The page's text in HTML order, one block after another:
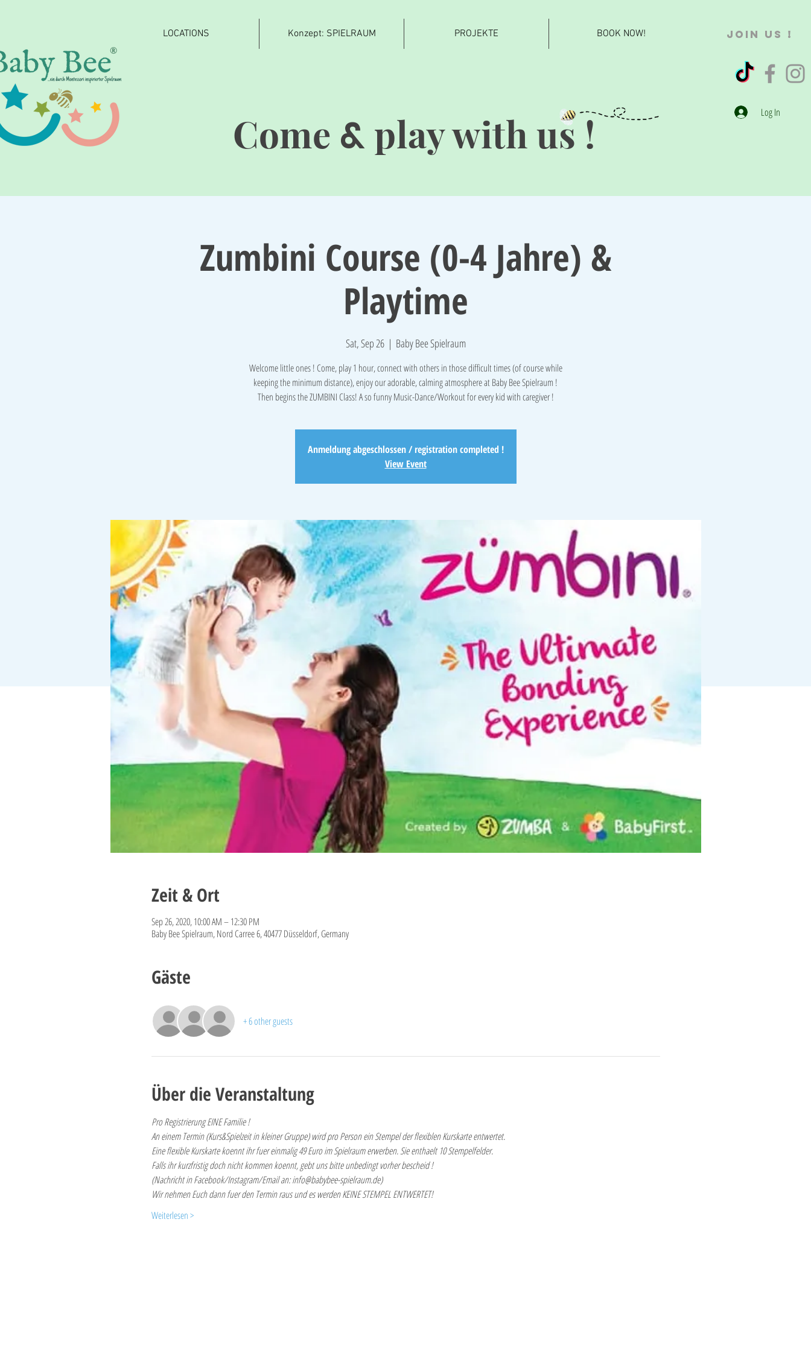
®
LOCATIONS Konzept: SPIELRAUM PROJEKTE BOOK NOW! JOIN US !
Log In
Come & play with us !
Zumbini Course (0-4 Jahre) &
Playtime
Sat, Sep 26
  |
Baby Bee Spielraum
Welcome little ones ! Come, play 1 hour, connect with others in those difficult times (of course while
keeping the minimum distance), enjoy our adorable, calming atmosphere at Baby Bee Spielraum !
Anmeldung abgeschlossen / registration completed !
View Event
Zeit & Ort
Sep 26, 2020, 10:00 AM – 12:30 PM
Baby Bee Spielraum, Nord Carree 6, 40477 Düsseldorf, Germany
Gäste
+ 6 other guests
Über die Veranstaltung
Pro Registrierung EINE Familie !
An einem Termin (Kurs&Spielzeit in kleiner Gruppe) wird pro Person ein Stempel der flexiblen Kurskarte entwertet.
Eine flexible Kurskarte koennt ihr fuer einmalig 49 Euro im Spielraum erwerben. Sie enthaelt 10 Stempelfelder.
Falls ihr kurzfristig doch nicht kommen koennt, gebt uns bitte unbedingt vorher bescheid !
(Nachricht in Facebook/Instagram/Email an: info@babybee-spielraum.de)
Wir nehmen Euch dann fuer den Termin raus und es werden KEINE STEMPEL ENTWERTET!
Weiterlesen >